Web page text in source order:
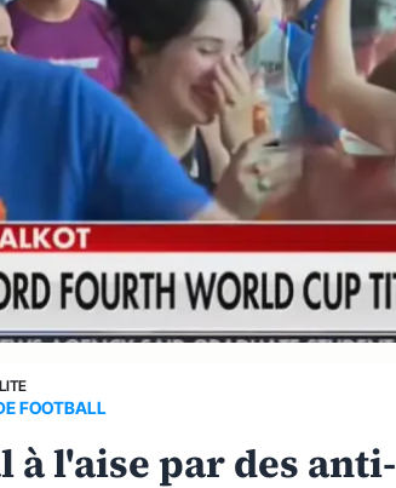
FOOTBALL
à l'aise par des anti-